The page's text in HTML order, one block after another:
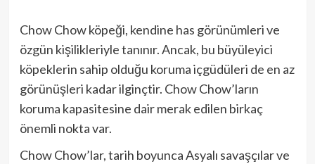
Chow Chow köpeği, kendine has görünümleri ve
özgün kişilikleriyle tanınır. Ancak, bu büyüleyici
köpeklerin sahip olduğu koruma içgüdüleri de en az
görünüşleri kadar ilginçtir. Chow Chow’ların
koruma kapasitesine dair merak edilen birkaç
önemli nokta var.
Chow Chow’lar, tarih boyunca Asyalı savaşçılar ve